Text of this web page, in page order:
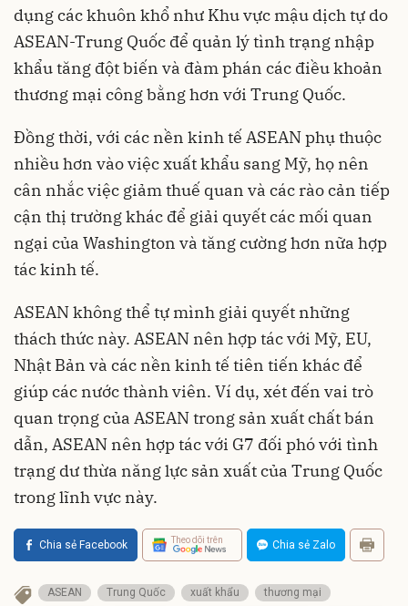
dụng các khuôn khổ như Khu vực mậu dịch tự do
ASEAN-Trung Quốc để quản lý tình trạng nhập
khẩu tăng đột biến và đàm phán các điều khoản
thương mại công bằng hơn với Trung Quốc.
Đồng thời, với các nền kinh tế ASEAN phụ thuộc
nhiều hơn vào việc xuất khẩu sang Mỹ, họ nên
cân nhắc việc giảm thuế quan và các rào cản tiếp
cận thị trường khác để giải quyết các mối quan
ngại của Washington và tăng cường hơn nữa hợp
tác kinh tế.
ASEAN không thể tự mình giải quyết những
thách thức này. ASEAN nên hợp tác với Mỹ, EU,
Nhật Bản và các nền kinh tế tiên tiến khác để
giúp các nước thành viên. Ví dụ, xét đến vai trò
quan trọng của ASEAN trong sản xuất chất bán
dẫn, ASEAN nên hợp tác với G7 đối phó với tình
trạng dư thừa năng lực sản xuất của Trung Quốc
trong lĩnh vực này.
Chia sẻ Facebook Theo dõi trên Chia sẻ Zalo
ASEAN Trung Quốc xuất khẩu
thương mại